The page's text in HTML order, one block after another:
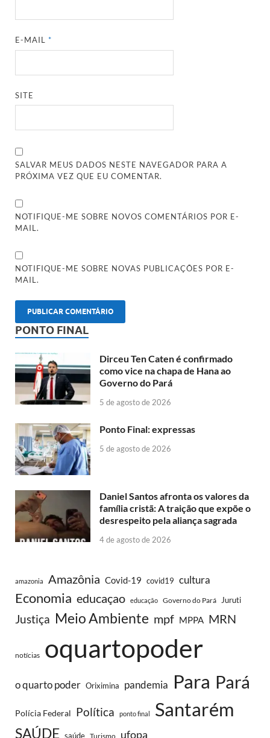
E-MAIL*
SITE
SALVAR MEUS DADOS NESTE NAVEGADOR PARA A
PRÓXIMA VEZ QUE EU COMENTAR.
NOTIFIQUE-ME SOBRE NOVOS COMENTÁRIOS POR E-
MAIL.
NOTIFIQUE-ME SOBRE NOVAS PUBLICAÇÕES POR E-
MAIL.
PONTO FINAL
Dirceu Ten Caten é confirmado
como vice na chapa de Hana ao
Governo do Pará
5 de agosto de 2026
Ponto Final: expressas
5 de agosto de 2026
Daniel Santos afronta os valores da
família cristã: A traição que expõe o
desrespeito pela aliança sagrada
4 de agosto de 2026
amazonia Amazônia Covid-19 covid19 cultura
Economia educaçao educação Governo do Pará Juruti
Justiça Meio Ambiente mpf MPPA MRN
notícias oquartopoder
o quarto poder Oriximina pandemia Para Pará
Polícia Federal Política ponto final Santarém
SAÚDE saúde Turismo ufopa